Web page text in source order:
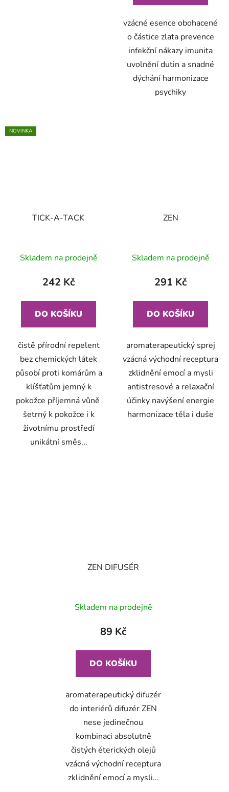
vzácné esence obohacené
o částice zlata prevence
infekční nákazy imunita
uvolnění dutin a snadné
dýchání harmonizace
psychiky
NOVINKA
TICK-A-TACK
Skladem na prodejně
242 Kč
DO KOŠÍKU
čistě přírodní repelent
bez chemických látek
působí proti komárům a
klíšťatům jemný k
pokožce příjemná vůně
šetrný k pokožce i k
životnímu prostředí
unikátní směs...
ZEN
Skladem na prodejně
291 Kč
DO KOŠÍKU
aromaterapeutický sprej
vzácná východní receptura
zklidnění emocí a mysli
antistresové a relaxační
účinky navýšení energie
harmonizace těla i duše
ZEN DIFUSÉR
Skladem na prodejně
89 Kč
DO KOŠÍKU
aromaterapeutický difuzér
do interiérů difuzér ZEN
nese jedinečnou
kombinaci absolutně
čistých éterických olejů
vzácná východní receptura
zklidnění emocí a mysli...